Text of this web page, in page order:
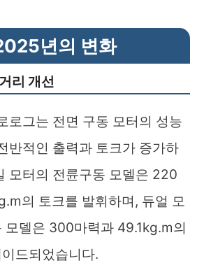
년의 변화
리 개선
로그는 전면 구동 모터의 성능
반적인 출력과 토크가 증가하
모터의 전륜구동 모델은 220
의 토크를 발휘하며, 듀얼 모
모델은 300마력과 49.1kg.m의
드되었습니다.